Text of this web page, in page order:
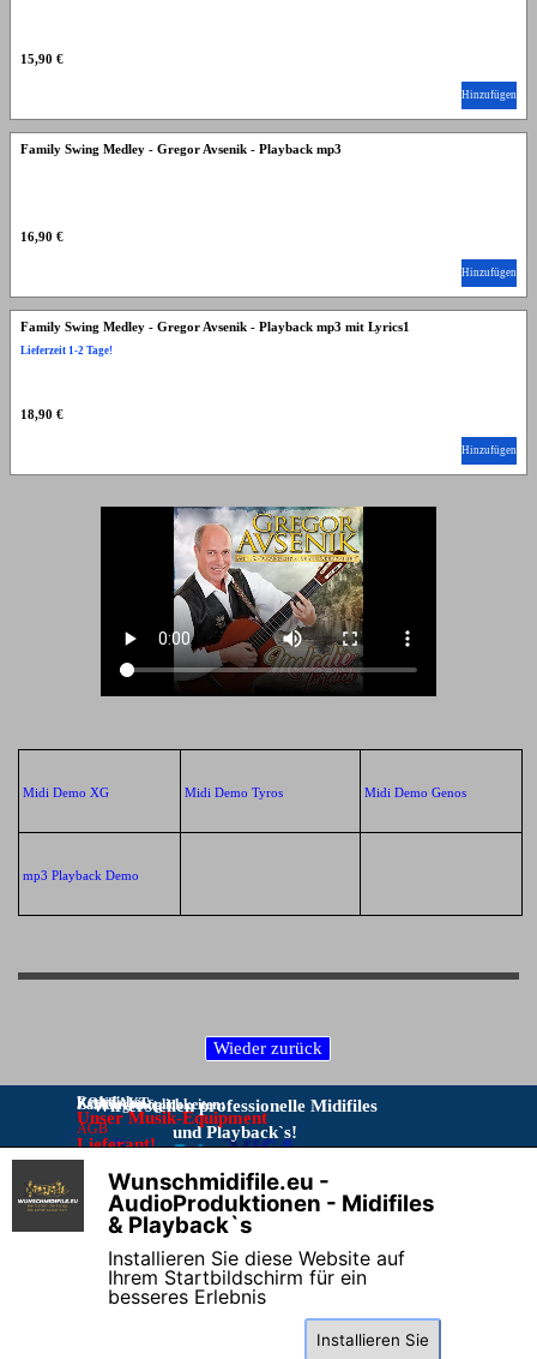
15,90 €
Hinzufügen
Family Swing Medley - Gregor Avsenik - Playback mp3
16,90 €
Hinzufügen
Family Swing Medley - Gregor Avsenik - Playback mp3 mit Lyrics1
Lieferzeit 1-2 Tage!
18,90 €
Hinzufügen
Midi Demo XG Midi Demo Tyros Midi Demo Genos
mp3 Playback Demo
Rechtliches:
AGB
DATENSCHUTZ
Online–
Streitschlichtungsplattform
Widerrufsrecht & Muster-
Widerrufsformular
KONTAKT:
Bitte Kontakt nur per E-Mail:
info@wunschmidifile.eu
Telefon stört beim Programmieren!
Zahlungsmöglichkeiten:
Wir erstellen professionelle Midifiles
und Playback`s!
Unser Musik-Equipment
Lieferant!
Vorkasse per Überweisung
Wunschmidifile.eu -
AudioProduktionen - Midifiles
& Playback`s
Installieren Sie diese Website auf
Ihrem Startbildschirm für ein
besseres Erlebnis
Installieren Sie
X